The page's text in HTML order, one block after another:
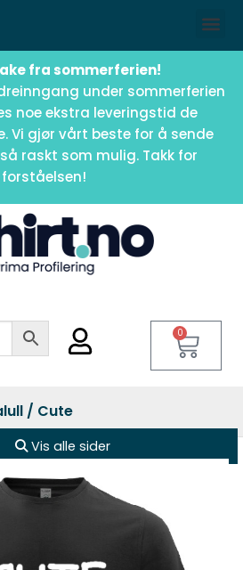
fra sommerferien!
under sommerferien
noe ekstra leveringstid de
Vi gjør vårt beste for å sende
raskt som mulig. Takk for
forståelsen!
0
/ Cute
Vis alle sider